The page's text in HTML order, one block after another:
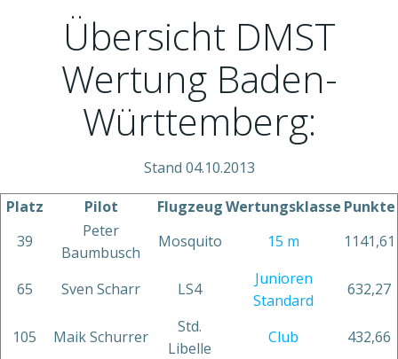
Übersicht DMST
Wertung Baden-
Württemberg:
Stand 04.10.2013
Platz
Pilot FlugzeugWertungsklasse Punkte
39
Peter
Baumbusch
Mosquito 15 m 1141,61
65 Sven Scharr LS4
Junioren
Standard
632,27
105 Maik Schurrer
Std.
Libelle
Club 432,66